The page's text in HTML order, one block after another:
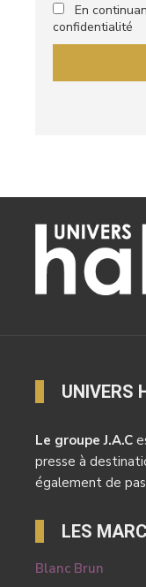
En
confidentialité
UNIVERS
Le groupe J.A.C
presse à
également de
LES
Blanc Brun